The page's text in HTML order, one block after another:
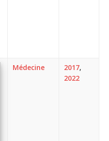
Médecine 2017,
2022